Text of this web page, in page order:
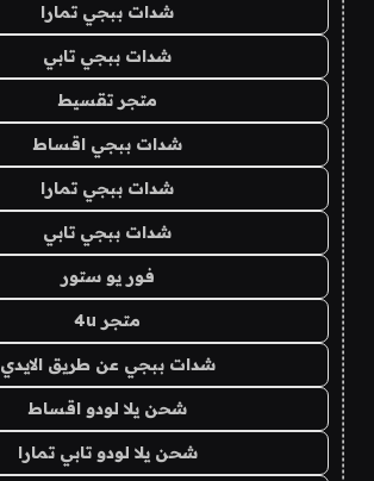
شدات ببجي تمارا
شدات ببجي تابي
متجر تقسيط
شدات ببجي اقساط
شدات ببجي تمارا
شدات ببجي تابي
فور يو ستور
متجر 4u
شدات ببجي عن طريق الايدي
شحن يلا لودو اقساط
شحن يلا لودو تابي تمارا